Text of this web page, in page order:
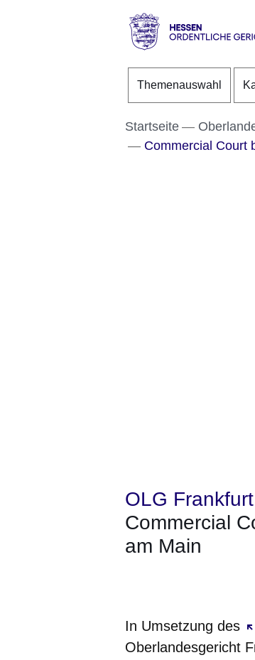
Direkt zum
Direkt zum
Direkt zum
Ordentliche
Themenauswahl
Startseite
Commercial Court
OLG Frankfurt
Commercial
am Main
In Umsetzung des
Oberlandesgericht